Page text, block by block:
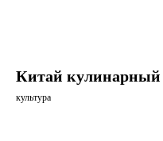
Китай кулинарный
культура